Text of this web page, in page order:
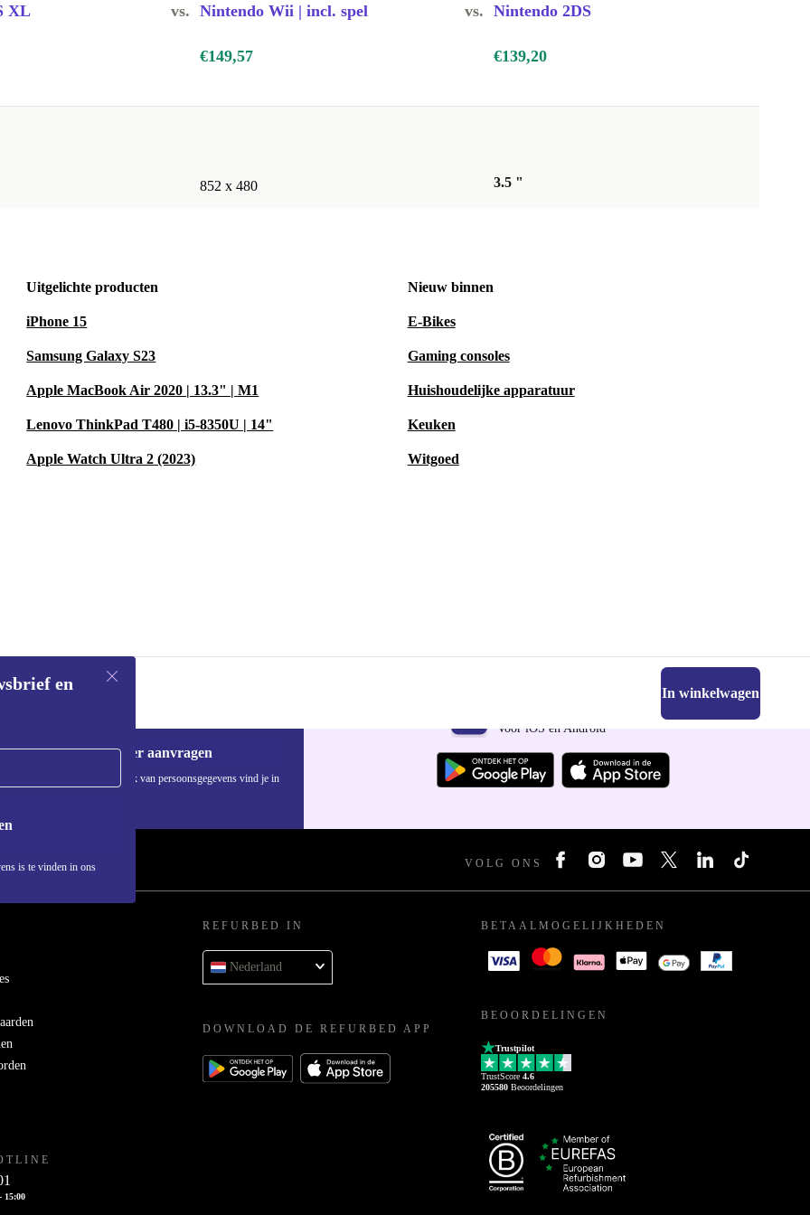
perfect.
30 dagen
Zo speel
alleen
keuze.
van
XL vs. Nintendo Wii | incl. spel vs. Nintendo 2DS
€149,57 €139,20
852 x 480 3.5 "
Uitgelichte producten
iPhone 15
Samsung Galaxy S23
Apple MacBook Air 2020 | 13.3" | M1
Lenovo ThinkPad T480 | i5-8350U | 14"
Apple Watch Ultra 2 (2023)
Nieuw binnen
E-Bikes
Gaming consoles
Huishoudelijke apparatuur
Keuken
Witgoed
In winkelwagen
en
is te vinden in ons
Voucher aanvragen
Informatie over het gebruik van persoonsgegevens vind je in
Voor iOS en Android
VOLG ONS
15:00
REFURBED IN
Nederland
DOWNLOAD DE REFURBED APP
BETAALMOGELIJKHEDEN
BEOORDELINGEN
Trustpilot
TrustScore 4.6
205580 Beoordelingen